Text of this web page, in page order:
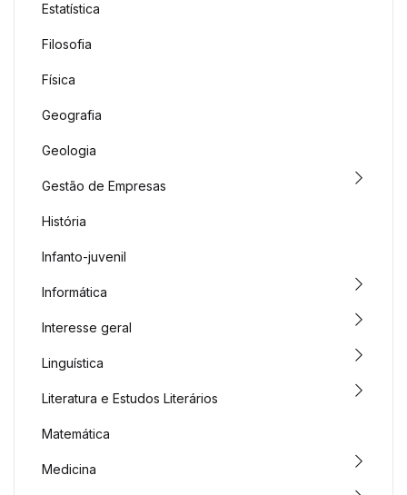
Estatística
Filosofia
Física
Geografia
Geologia
Gestão de Empresas
História
Infanto-juvenil
Informática
Interesse geral
Linguística
Literatura e Estudos Literários
Matemática
Medicina